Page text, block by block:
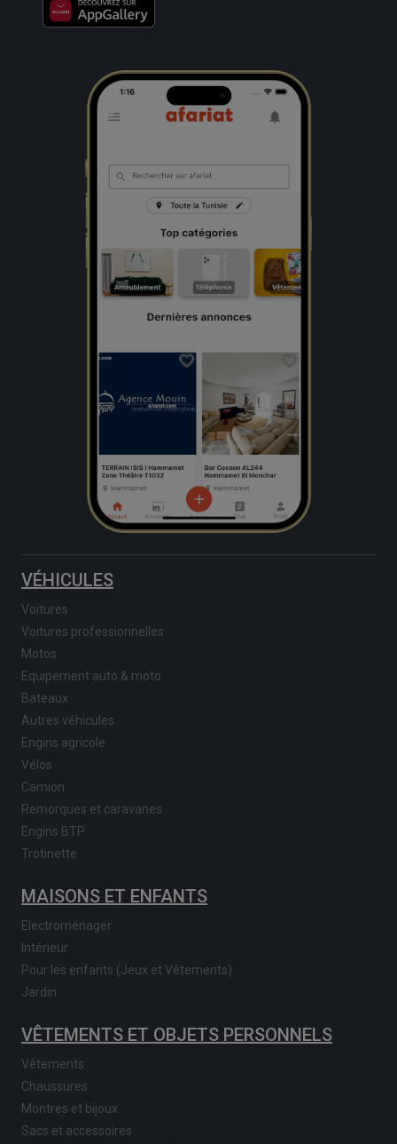
VÉHICULES
Voitures
Voitures professionnelles
Motos
Equipement auto & moto
Bateaux
Autres véhicules
Engins agricole
Vélos
Camion
Remorques et caravanes
Engins BTP
Trotinette
MAISONS ET ENFANTS
Electroménager
Intérieur
Pour les enfants (Jeux et Vêtements)
Jardin
VÊTEMENTS ET OBJETS PERSONNELS
Vêtements
Chaussures
Montres et bijoux
Sacs et accessoires